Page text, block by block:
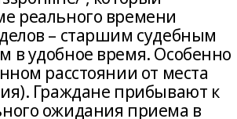
реального времени
– старшим судебным
в удобное время. Особенно
расстоянии от места
Граждане прибывают к
ожидания приема в